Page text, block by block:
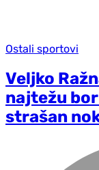
Ostali sportovi
Veljko
najtežu
strašan